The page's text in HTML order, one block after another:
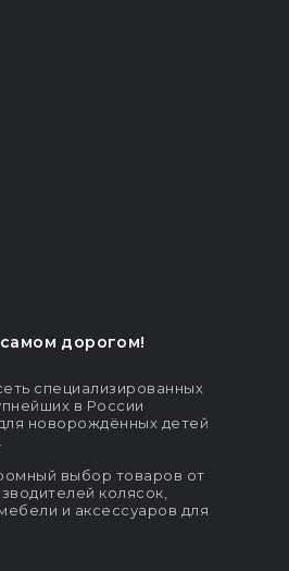
дорогом!
специализированных
в России
новорождённых детей
выбор товаров от
колясок,
и аксессуаров для